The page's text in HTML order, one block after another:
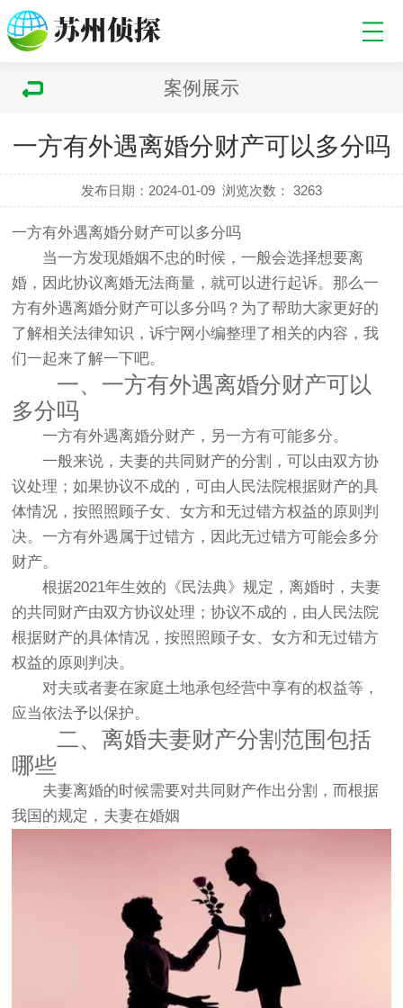
案例展示
一方有外遇离婚分财产可以多分吗
发布日期：2024-01-09 浏览次数： 3263
一方有外遇离婚分财产可以多分吗
当一方发现婚姻不忠的时候，一般会选择想要离
婚，因此协议离婚无法商量，就可以进行起诉。那么一
方有外遇离婚分财产可以多分吗？为了帮助大家更好的
了解相关法律知识，诉宁网小编整理了相关的内容，我
们一起来了解一下吧。
一、一方有外遇离婚分财产可以
多分吗
一方有外遇离婚分财产，另一方有可能多分。
一般来说，夫妻的共同财产的分割，可以由双方协
议处理；如果协议不成的，可由人民法院根据财产的具
体情况，按照照顾子女、女方和无过错方权益的原则判
决。一方有外遇属于过错方，因此无过错方可能会多分
财产。
根据2021年生效的《民法典》规定，离婚时，夫妻
的共同财产由双方协议处理；协议不成的，由人民法院
根据财产的具体情况，按照照顾子女、女方和无过错方
权益的原则判决。
对夫或者妻在家庭土地承包经营中享有的权益等，
应当依法予以保护。
二、离婚夫妻财产分割范围包括
哪些
夫妻离婚的时候需要对共同财产作出分割，而根据
我国的规定，夫妻在婚姻